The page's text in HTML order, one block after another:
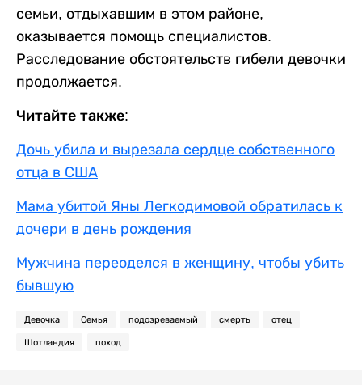
семьи, отдыхавшим в этом районе,
оказывается помощь специалистов.
Расследование обстоятельств гибели девочки
продолжается.
Читайте также:
Дочь убила и вырезала сердце собственного
отца в США
Мама убитой Яны Легкодимовой обратилась к
дочери в день рождения
Мужчина переоделся в женщину, чтобы убить
бывшую
Девочка Семья подозреваемый смерть отец
Шотландия поход